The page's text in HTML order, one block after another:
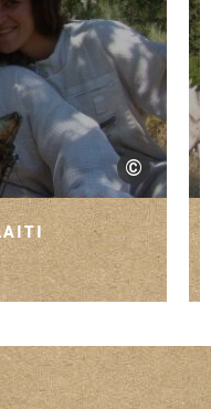
©
La ferme de